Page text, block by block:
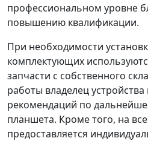
профессиональном уровне
повышению квалификации.
При необходимости
комплектующих
запчасти с собственного
работы владелец
рекомендаций по
планшета. Кроме того, на
предоставляется